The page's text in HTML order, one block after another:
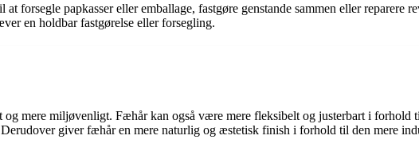
forsegle papkasser eller emballage, fastgøre genstande sammen eller reparere
en holdbar fastgørelse eller forsegling.
mere miljøvenligt. Fæhår kan også være mere fleksibelt og justerbart i forhold
giver fæhår en mere naturlig og æstetisk finish i forhold til den mere